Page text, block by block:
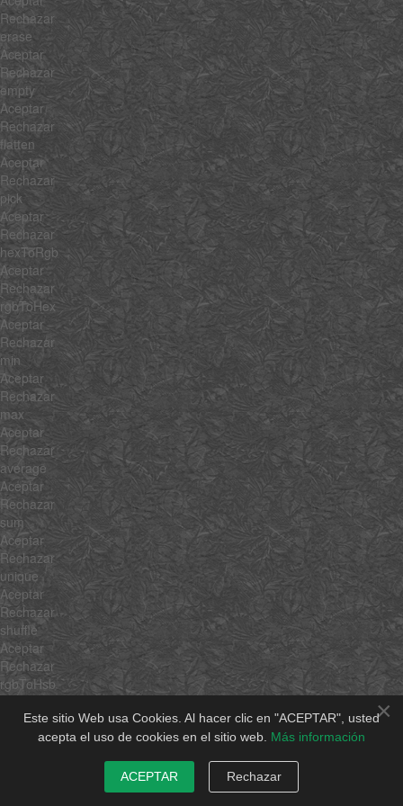
×
Este sitio Web usa Cookies. Al hacer clic en "ACEPTAR", usted
acepta el uso de cookies en el sitio web. Más información
ACEPTAR Rechazar
Rechazar
erase
Aceptar
Rechazar
empty
Aceptar
Rechazar
flatten
Aceptar
Rechazar
pick
Aceptar
Rechazar
hexToRgb
Aceptar
Rechazar
rgbToHex
Aceptar
Rechazar
min
Aceptar
Rechazar
max
Aceptar
Rechazar
average
Aceptar
Rechazar
sum
Aceptar
Rechazar
unique
Aceptar
Rechazar
shuffle
Aceptar
Rechazar
rgbToHsb
Aceptar
Rechazar
hsbToRgb